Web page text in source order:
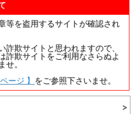
等を盗用するサイトが確認され
詐欺サイトと思われますので、
詐欺サイトをご利用なさらぬよ
せ。
ージ 】 をご参照下さいませ。